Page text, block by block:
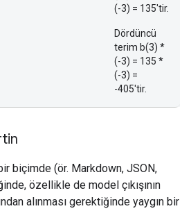
(-3) = 135'tir.
Dördüncü
terim b(3) *
(-3) = 135 *
(-3) =
-405'tir.
biçimde (ör. Markdown, JSON,
özellikle de model çıkışının
alınması gerektiğinde yaygın bir